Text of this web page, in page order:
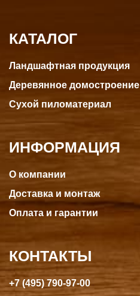
КАТАЛОГ
Ландшафтная продукция
Деревянное домостроение
Сухой пиломатериал
ИНФОРМАЦИЯ
О компании
Доставка и монтаж
Оплата и гарантии
КОНТАКТЫ
+7 (495) 790-97-00